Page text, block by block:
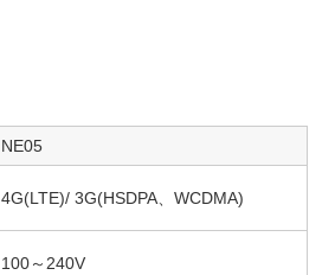
NE05
4G(LTE)/ 3G(HSDPA、WCDMA)
100～240V